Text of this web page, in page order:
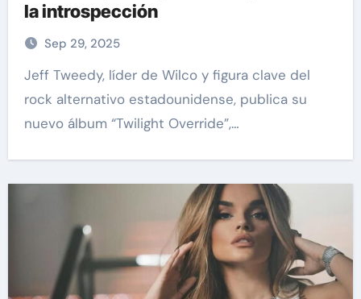
la introspección
Sep 29, 2025
Jeff Tweedy, líder de Wilco y figura clave del
rock alternativo estadounidense, publica su
nuevo álbum “Twilight Override”,…